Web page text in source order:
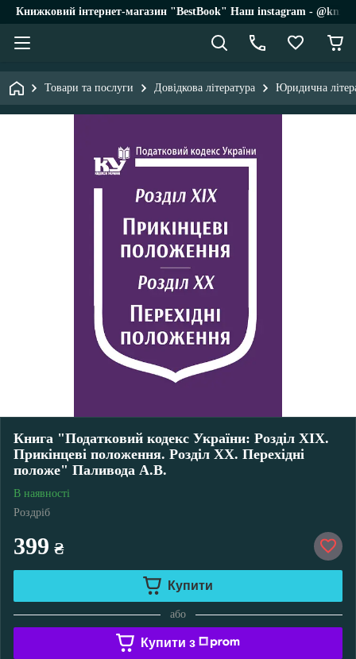
Книжковий інтернет-магазин "BestBook" Наш instagram -
Товари та послуги Довідкова література Юридична
Книга "Податковий кодекс України: Розділ XIX.
Прикінцеві положення. Розділ XX. Перехідні
положе" Паливода А.В.
В наявності
Роздріб
399 ₴
Купити
або
Купити з